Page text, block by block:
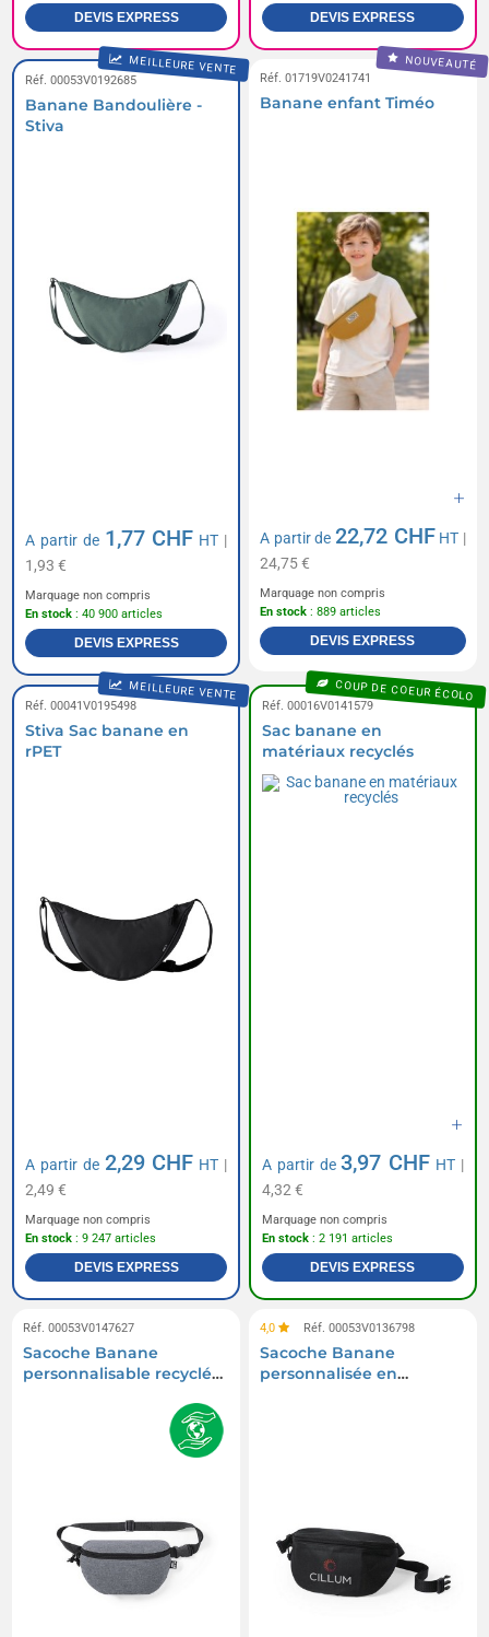
DEVIS EXPRESS DEVIS EXPRESS
MEILLEURE VENTE
Réf. 00053V0192685
Banane Bandoulière -
Stiva
A partir de 1,77 CHF HT |
1,93 €
Marquage non compris
En stock : 40 900 articles
DEVIS EXPRESS
NOUVEAUTÉ
Réf. 01719V0241741
Banane enfant Timéo
A partir de 22,72 CHF HT |
24,75 €
Marquage non compris
En stock : 889 articles
DEVIS EXPRESS
MEILLEURE VENTE
Réf. 00041V0195498
Stiva Sac banane en
rPET
A partir de 2,29 CHF HT |
2,49 €
Marquage non compris
En stock : 9 247 articles
DEVIS EXPRESS
COUP DE COEUR ÉCOLO
Réf. 00016V0141579
Sac banane en
matériaux recyclés
A partir de3,97 CHF HT |
4,32 €
Marquage non compris
En stock : 2 191 articles
DEVIS EXPRESS
Réf. 00053V0147627
Sacoche Banane
personnalisable recyclée
4,0 Réf. 00053V0136798
Sacoche Banane
personnalisée en